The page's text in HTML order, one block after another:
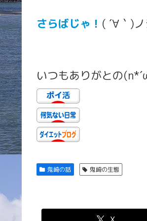
さらばじゃ！ ( ´∀｀)
いつもありがとの
鬼崎の話 鬼崎の生態